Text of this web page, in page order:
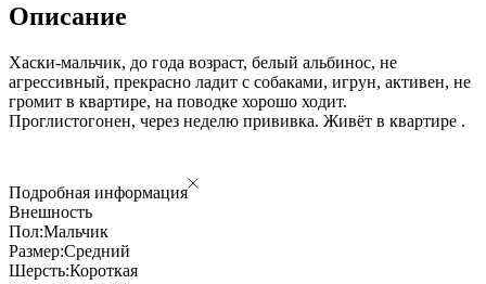
Описание
Хаски-мальчик, до года возраст, белый альбинос, не
агрессивный, прекрасно ладит с собаками, игрун, активен, не
громит в квартире, на поводке хорошо ходит.
Проглистогонен, через неделю прививка. Живёт в квартире .
Подробная информация
Внешность
Пол:Мальчик
Размер:Средний
Шерсть:Короткая